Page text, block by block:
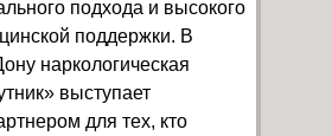
подхода и высокого
поддержки. В
наркологическая
выступает
для тех, кто